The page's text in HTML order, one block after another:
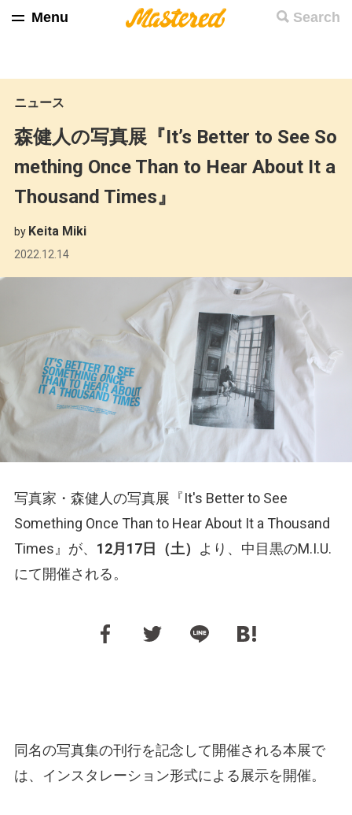
Search
Menu
ニュース
森健人の写真展『It’s Better to See So
mething Once Than to Hear About It a
Thousand Times』
by Keita Miki
2022.12.14
写真家・森健人の写真展『It's Better to See
Something Once Than to Hear About It a Thousand
Times』が、 12月17日（土） より、中目黒のM.I.U.
にて開催される。
同名の写真集の刊行を記念して開催される本展で
は、インスタレーション形式による展示を開催。